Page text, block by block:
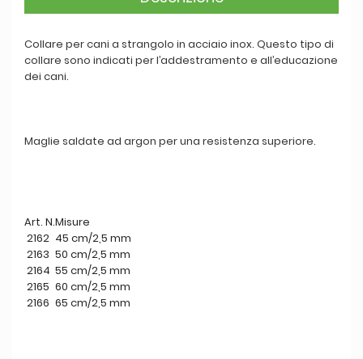
Collare per cani a strangolo in acciaio inox. Questo tipo di
collare sono indicati per l’addestramento e all’educazione
dei cani.
Maglie saldate ad argon per una resistenza superiore.
Art. N.Misure
2162 45 cm/2,5 mm
2163 50 cm/2,5 mm
2164 55 cm/2,5 mm
2165 60 cm/2,5 mm
2166 65 cm/2,5 mm